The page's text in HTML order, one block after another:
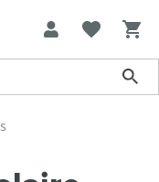
traverse l’Europe.